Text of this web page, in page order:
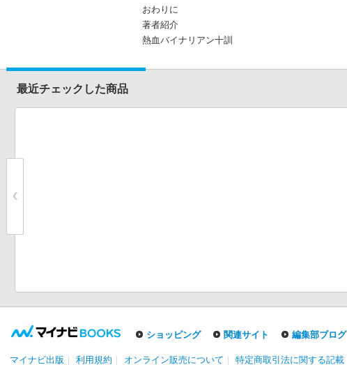
おわりに
著者紹介
熱血バイナリアン十訓
最近チェックした商品
ショッピング 関連サイト 編集部ブログ
マイナビ出版 利用規約 オンライン販売について 特定商取引法に関する記載